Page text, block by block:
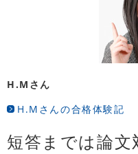
H.Mさん
H.Mさんの合格体験記